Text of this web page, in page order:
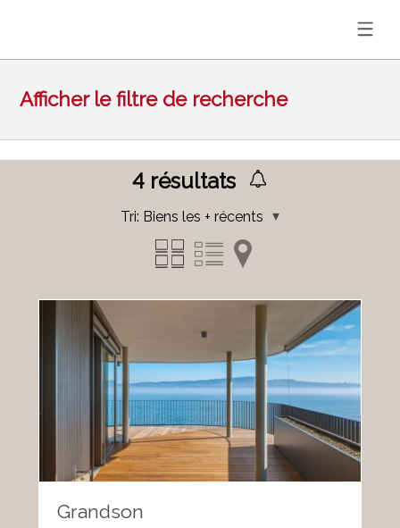
Afficher le filtre de recherche
4 résultats
Tri: Biens les + récents
Grandson